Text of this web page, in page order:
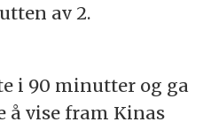
av 2.
i 90 minutter og ga
vise fram Kinas